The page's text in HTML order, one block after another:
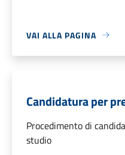
VAI ALLA PAGINA
Candidatura per
Procedimento di
studio